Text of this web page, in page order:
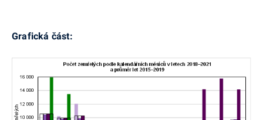
Grafická část: